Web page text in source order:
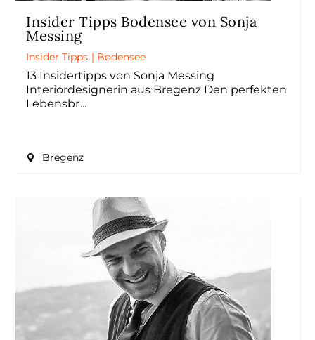
Insider Tipps Bodensee von Sonja
Messing
Insider Tipps | Bodensee
13 Insidertipps von Sonja Messing
Interiordesignerin aus Bregenz Den perfekten
Lebensbr
Bregenz